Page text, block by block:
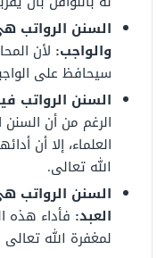
السنن الرواتب
والواجب: لأن
سيحافظ على
السنن الرواتب
الرغم من أن السنن
العلماء، إلا أن
الله تعالى.
السنن الرواتب
العبد: فأداء هذه
لمغفرة الله